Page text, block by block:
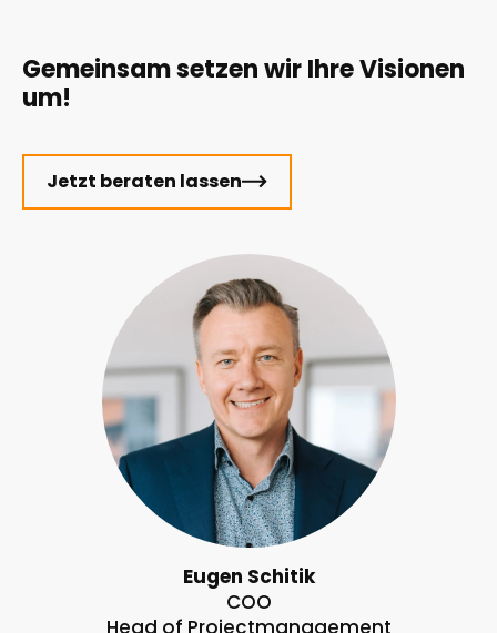
Gemeinsam setzen wir Ihre Visionen
um!
Jetzt beraten lassen
Eugen Schitik
COO